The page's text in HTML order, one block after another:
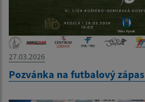
27.03.2026
Pozvánka na futbalový